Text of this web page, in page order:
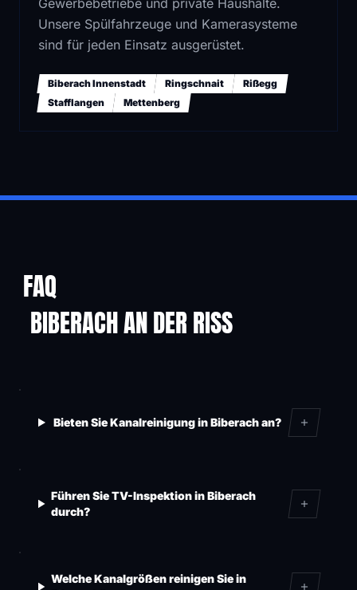
Gewerbebetriebe und private Haushalte.
Unsere Spülfahrzeuge und Kamerasysteme
sind für jeden Einsatz ausgerüstet.
Biberach Innenstadt Ringschnait
Rißegg
Stafflangen
Mettenberg
FAQ
BIBERACH AN DER RISS
Bieten Sie Kanalreinigung in Biberach an?
Führen Sie TV-Inspektion in Biberach
durch?
Welche Kanalgrößen reinigen Sie in